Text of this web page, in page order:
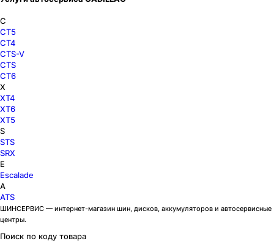
C
CT5
CT4
CTS-V
CTS
CT6
X
XT4
XT6
XT5
S
STS
SRX
E
Escalade
A
ATS
ШИНСЕРВИС — интернет-магазин шин, дисков, аккумуляторов и автосервисные
центры.
Поиск по коду товара